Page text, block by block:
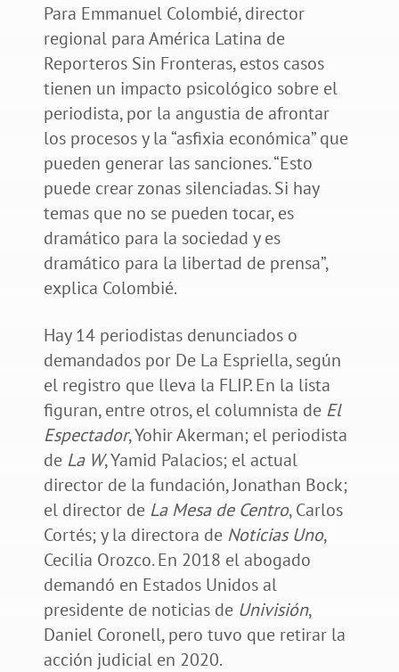
Para Emmanuel Colombié, director
regional para América Latina de
Reporteros Sin Fronteras, estos casos
tienen un impacto psicológico sobre el
periodista, por la angustia de afrontar
los procesos y la “asfixia económica” que
pueden generar las sanciones. “Esto
puede crear zonas silenciadas. Si hay
temas que no se pueden tocar, es
dramático para la sociedad y es
dramático para la libertad de prensa”,
explica Colombié.
Hay 14 periodistas denunciados o
demandados por De La Espriella, según
el registro que lleva la FLIP. En la lista
figuran, entre otros, el columnista de El
Espectador, Yohir Akerman; el periodista
de La W, Yamid Palacios; el actual
director de la fundación, Jonathan Bock;
el director de La Mesa de Centro, Carlos
Cortés; y la directora de Noticias Uno,
Cecilia Orozco. En 2018 el abogado
demandó en Estados Unidos al
presidente de noticias de Univisión,
Daniel Coronell, pero tuvo que retirar la
acción judicial en 2020.